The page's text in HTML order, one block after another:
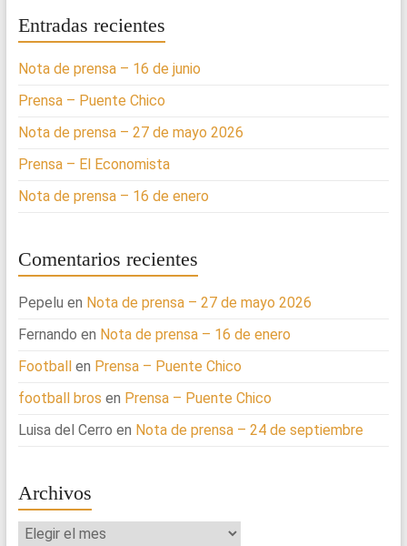
Entradas recientes
Nota de prensa – 16 de junio
Prensa – Puente Chico
Nota de prensa – 27 de mayo 2026
Prensa – El Economista
Nota de prensa – 16 de enero
Comentarios recientes
Pepelu en Nota de prensa – 27 de mayo 2026
Fernando en Nota de prensa – 16 de enero
Footballen Prensa – Puente Chico
football bros en Prensa – Puente Chico
Luisa del Cerro en Nota de prensa – 24 de septiembre
Archivos
Archivos